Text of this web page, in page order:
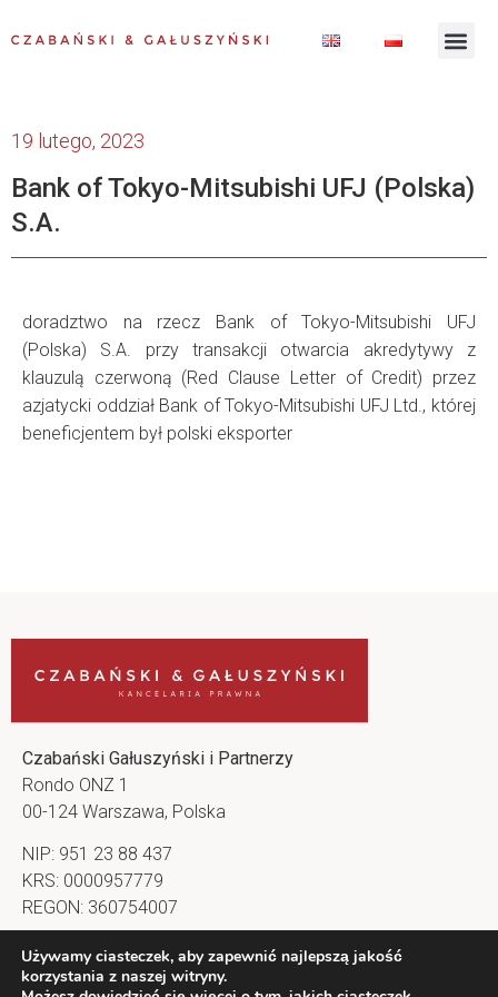
19 lutego, 2023
Bank of Tokyo-Mitsubishi UFJ (Polska)
S.A.
doradztwo na rzecz Bank of Tokyo-Mitsubishi UFJ
(Polska) S.A. przy transakcji otwarcia akredytywy z
klauzulą czerwoną (Red Clause Letter of Credit) przez
azjatycki oddział Bank of Tokyo-Mitsubishi UFJ Ltd., której
beneficjentem był polski eksporter
Czabański Gałuszyński i Partnerzy
Rondo ONZ 1
00-124 Warszawa, Polska
NIP: 951 23 88 437
KRS: 0000957779
REGON: 360754007
kancelaria@cg-lawfirm.pl
Nasz profil na LinkedIn
Używamy ciasteczek, aby zapewnić najlepszą jakość
korzystania z naszej witryny.